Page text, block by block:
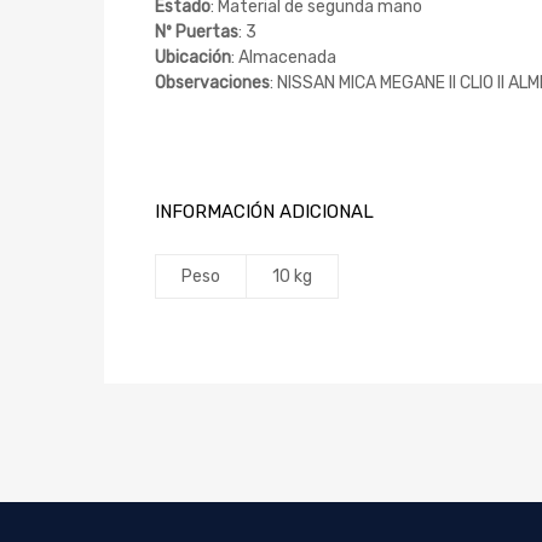
Estado: Material de segunda mano
Nº Puertas: 3
Ubicación: Almacenada
Observaciones: NISSAN MICA MEGANE II CLIO II
INFORMACIÓN ADICIONAL
Peso 10 kg